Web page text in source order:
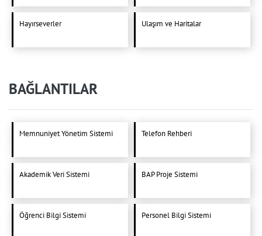
Hayırseverler Ulaşım ve Haritalar
BAĞLANTILAR
Memnuniyet Yönetim Sistemi Telefon Rehberi
Akademik Veri Sistemi BAP Proje Sistemi
Öğrenci Bilgi Sistemi Personel Bilgi Sistemi